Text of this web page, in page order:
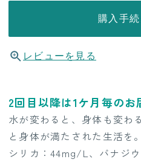
購入手
レビューを見る
2回目以降は1ケ月毎のお
水が変わると、身体も変わ
と身体が満たされた生活を。
シリカ：44mg/L、バナジ